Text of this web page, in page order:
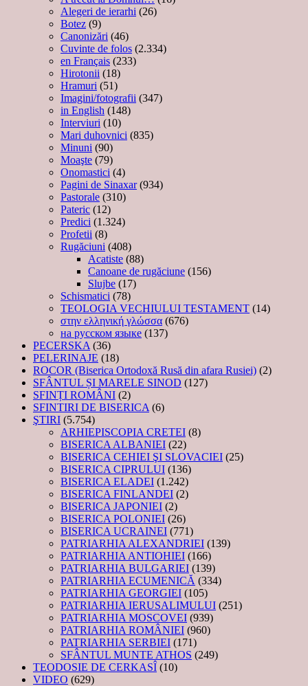
Alegeri de ierarhi (26)
Botez (9)
Canonizări (46)
Cuvinte de folos (2.334)
en Français (233)
Hirotonii (18)
Hramuri (51)
Imagini/fotografii (347)
in English (148)
Interviuri (10)
Mari duhovnici (835)
Minuni (90)
Moaşte (79)
Onomastici (4)
Pagini de Sinaxar(934)
Pastorale (310)
Pateric (12)
Predici (1.324)
Profetii (8)
Rugăciuni (408)
Acatiste (88)
Canoane de rugăciune (156)
Slujbe (17)
Schismatici (78)
TEOLOGIA VECHIULUI TESTAMENT (14)
στην ελληνική γλώσσα (676)
на русском языке (137)
PECERSKA (36)
PELERINAJE (18)
ROCOR (Biserica Ortodoxă Rusă din afara Rusiei) (2)
SFÂNTUL ȘI MARELE SINOD (127)
SFINȚI ROMÂNI (2)
SFINTIRI DE BISERICA (6)
ŞTIRI (5.754)
ARHIEPISCOPIA CRETEI (8)
BISERICA ALBANIEI (22)
BISERICA CEHIEI ŞI SLOVACIEI (25)
BISERICA CIPRULUI (136)
BISERICA ELADEI (1.242)
BISERICA FINLANDEI (2)
BISERICA JAPONIEI (2)
BISERICA POLONIEI (26)
BISERICA UCRAINEI (771)
PATRIARHIA ALEXANDRIEI (139)
PATRIARHIA ANTIOHIEI (166)
PATRIARHIA BULGARIEI (139)
PATRIARHIA ECUMENICĂ (334)
PATRIARHIA GEORGIEI (105)
PATRIARHIA IERUSALIMULUI (251)
PATRIARHIA MOSCOVEI (939)
PATRIARHIA ROMÂNIEI (960)
PATRIARHIA SERBIEI (171)
SFÂNTUL MUNTE ATHOS (249)
TEODOSIE DE CERKASÎ (10)
VIDEO (629)